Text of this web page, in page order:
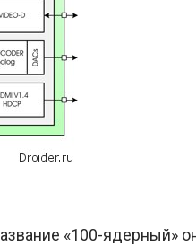
«100-ядерный»